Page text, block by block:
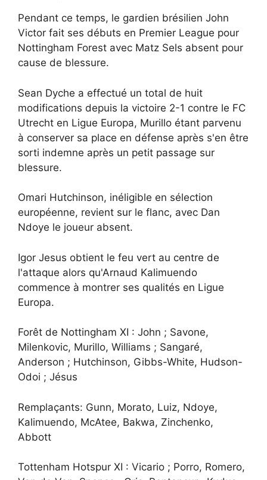
Pendant ce temps, le gardien brésilien John
Victor fait ses débuts en Premier League pour
Nottingham Forest avec Matz Sels absent pour
cause de blessure.
Sean Dyche a effectué un total de huit
modifications depuis la victoire 2-1 contre le FC
Utrecht en Ligue Europa, Murillo étant parvenu
à conserver sa place en défense après s'en être
sorti indemne après un petit passage sur
blessure.
Omari Hutchinson, inéligible en sélection
européenne, revient sur le flanc, avec Dan
Ndoye le joueur absent.
Igor Jesus obtient le feu vert au centre de
l'attaque alors qu'Arnaud Kalimuendo
commence à montrer ses qualités en Ligue
Europa.
Forêt de Nottingham XI : John ; Savone,
Milenkovic, Murillo, Williams ; Sangaré,
Anderson ; Hutchinson, Gibbs-White, Hudson-
Odoi ; Jésus
Remplaçants: Gunn, Morato, Luiz, Ndoye,
Kalimuendo, McAtee, Bakwa, Zinchenko,
Abbott
Tottenham Hotspur XI : Vicario ; Porro, Romero,